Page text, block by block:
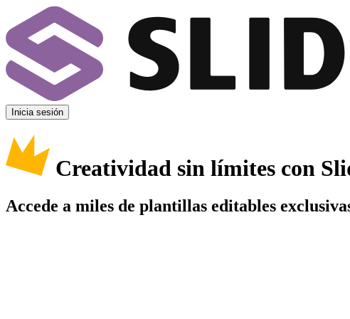
Inicia sesión
Creatividad sin límites con
Accede a miles de plantillas editables